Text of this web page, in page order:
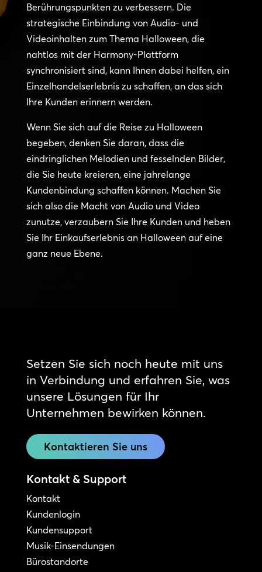
Berührungspunkten zu verbessern. Die
strategische Einbindung von Audio- und
Videoinhalten zum Thema Halloween, die
nahtlos mit der Harmony-Plattform
synchronisiert sind, kann Ihnen dabei helfen, ein
Einzelhandelserlebnis zu schaffen, an das sich
Ihre Kunden erinnern werden.
Wenn Sie sich auf die Reise zu Halloween
begeben, denken Sie daran, dass die
eindringlichen Melodien und fesselnden Bilder,
die Sie heute kreieren, eine jahrelange
Kundenbindung schaffen können. Machen Sie
sich also die Macht von Audio und Video
zunutze, verzaubern Sie Ihre Kunden und heben
Sie Ihr Einkaufserlebnis an Halloween auf eine
ganz neue Ebene.
Setzen Sie sich noch heute mit uns
in Verbindung und erfahren Sie, was
unsere Lösungen für Ihr
Unternehmen bewirken können.
Kontaktieren Sie uns
Kontakt & Support
Kontakt
Kundenlogin
Kundensupport
Musik-Einsendungen
Bürostandorte